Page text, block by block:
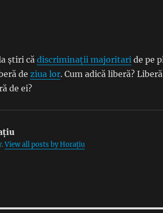
știri cădiscriminații majoritaride pe
de ziua lor. Cum adică liberă?
de ei?
View all posts by Horațiu